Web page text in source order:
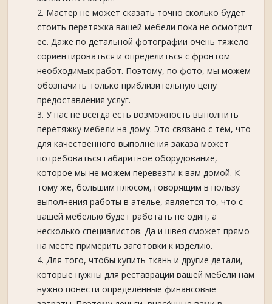
Мастер не может сказать точно сколько будет
стоить перетяжка вашей мебели пока не осмотрит
её. Даже по детальной фотографии очень тяжело
сориентироваться и определиться с фронтом
необходимых работ. Поэтому, по фото, мы можем
обозначить только приблизительную цену
предоставления услуг.
У нас не всегда есть возможность выполнить
перетяжку мебели на дому. Это связано с тем, что
для качественного выполнения заказа может
потребоваться габаритное оборудование,
которое мы не можем перевезти к вам домой. К
тому же, большим плюсом, говорящим в пользу
выполнения работы в ателье, является то, что с
вашей мебелью будет работать не один, а
несколько специалистов. Да и швея сможет прямо
на месте примерить заготовки к изделию.
Для того, чтобы купить ткань и другие детали,
которые нужны для реставрации вашей мебели нам
нужно понести определённые финансовые